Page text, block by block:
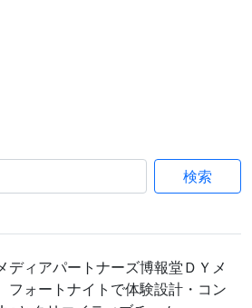
検索
ディアパートナーズ博報堂ＤＹメ
フォートナイトで体験設計・コン